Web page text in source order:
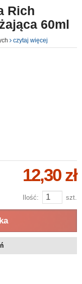
Rich
60ml
czytaj więcej
12,30 zł
Ilość: szt.